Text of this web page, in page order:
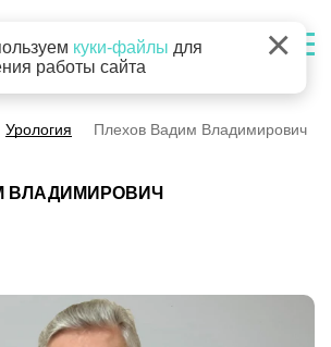
Урология Плехов Вадим Владимирович
ВЛАДИМИРОВИЧ
куки-файлы для
работы сайта
×